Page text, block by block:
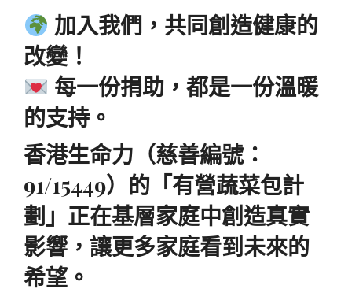
加入我們，共同創造健康的
改變！
每一份捐助，都是一份溫暖
的支持。
香港生命力（慈善編號：
91/15449）的「有營蔬菜包計
劃」正在基層家庭中創造真實
影響，讓更多家庭看到未來的
希望。